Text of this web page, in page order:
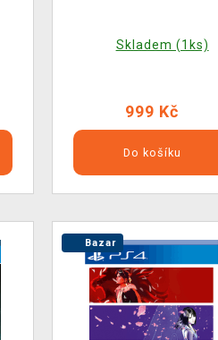
Skladem (1ks)
999 Kč
Do košíku
Bazar